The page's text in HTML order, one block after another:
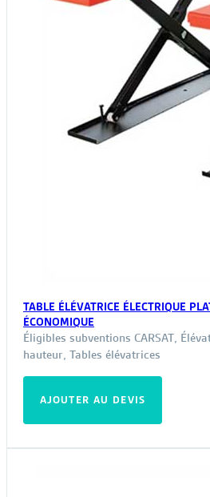
TABLE ÉLÉVATRICE ÉLECTRIQUE
ÉCONOMIQUE
Éligibles subventions CARSAT,
hauteur, Tables élévatrices
AJOUTER AU DEVIS